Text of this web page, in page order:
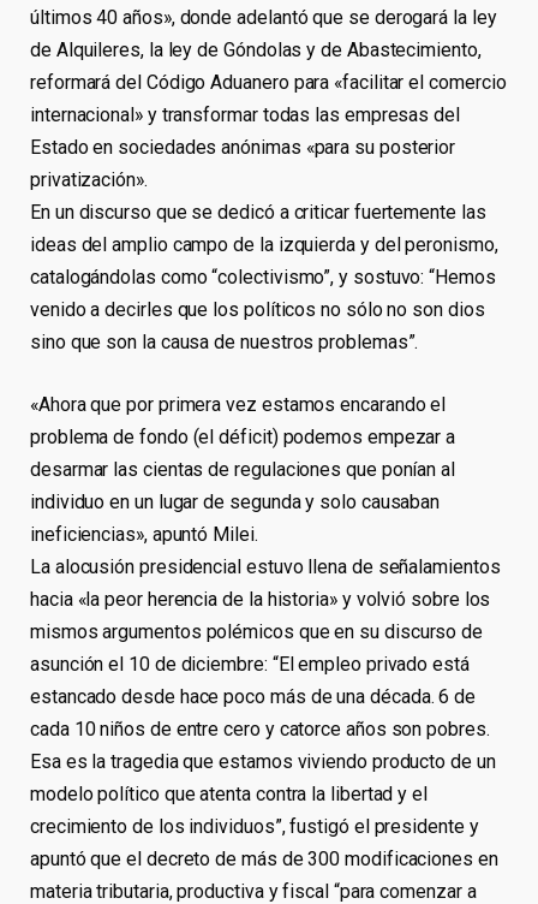
últimos 40 años», donde adelantó que se derogará la ley
de Alquileres, la ley de Góndolas y de Abastecimiento,
reformará del Código Aduanero para «facilitar el comercio
internacional» y transformar todas las empresas del
Estado en sociedades anónimas «para su posterior
privatización».
En un discurso que se dedicó a criticar fuertemente las
ideas del amplio campo de la izquierda y del peronismo,
catalogándolas como “colectivismo”, y sostuvo: “Hemos
venido a decirles que los políticos no sólo no son dios
sino que son la causa de nuestros problemas”.
«Ahora que por primera vez estamos encarando el
problema de fondo (el déficit) podemos empezar a
desarmar las cientas de regulaciones que ponían al
individuo en un lugar de segunda y solo causaban
ineficiencias», apuntó Milei.
La alocusión presidencial estuvo llena de señalamientos
hacia «la peor herencia de la historia» y volvió sobre los
mismos argumentos polémicos que en su discurso de
asunción el 10 de diciembre: “El empleo privado está
estancado desde hace poco más de una década. 6 de
cada 10 niños de entre cero y catorce años son pobres.
Esa es la tragedia que estamos viviendo producto de un
modelo político que atenta contra la libertad y el
crecimiento de los individuos”, fustigó el presidente y
apuntó que el decreto de más de 300 modificaciones en
materia tributaria, productiva y fiscal “para comenzar a